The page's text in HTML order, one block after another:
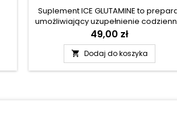
Suplement ICE GLUTAMINE to
umożliwiający uzupełnienie
diety o L-glutaminę – jeden z
najważniejszych aminokwasów
współtworzących mięśnie. Produkt
został przygotowany w postaci łatwo
rozpuszczalnego proszku, który
Cena
49,00 zł
 Dodaj do koszyka